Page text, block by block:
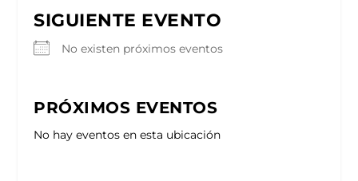
SIGUIENTE EVENTO
No existen próximos eventos
PRÓXIMOS EVENTOS
No hay eventos en esta ubicación